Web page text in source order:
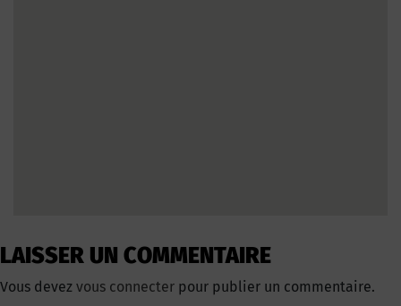
LAISSER UN COMMENTAIRE
Vous devez vous connecter pour publier un commentaire.